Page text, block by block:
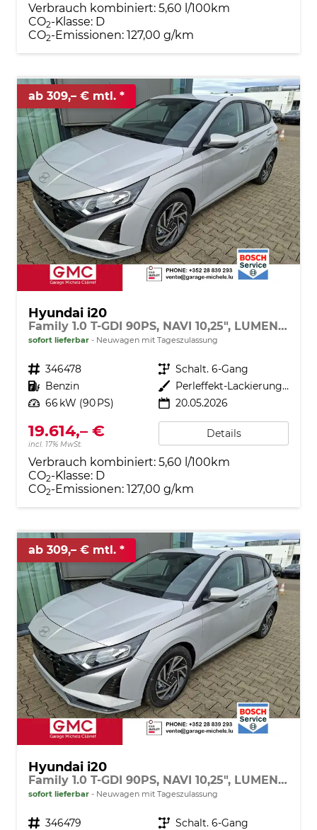
Verbrauch kombiniert: 5,60 l/100km
CO2-Klasse: D
CO2-Emissionen: 127,00 g/km
ab 309,– € mtl.
Hyundai i20
Family 1.0 T-GDI 90PS, NAVI 10,25", LUMEN-GREY METALLIC, Winter-Pack: Sitzheizung + Lenkradheizung, 16" ALU, Klimaautomatik, Privacy-Glas, Parksensoren hinten, Rückfahrkamera, Tempomat, Lederlenkrad, Reserverad, Alarm, Armlehne, 4x elektr. Fensterheber
sofort lieferbar Neuwagen mit Tageszulassung
Fahrzeugnr. 346478 Getriebe Schalt. 6-Gang
Kraftstoff Benzin Außenfarbe
Perleffekt-Lackierung Lumen-Grey
Leistung 66 kW (90 PS) 20.05.2026
19.614,– €
incl. 17% MwSt.
Details
Verbrauch kombiniert: 5,60 l/100km
CO2-Klasse: D
CO2-Emissionen: 127,00 g/km
ab 309,– € mtl.
Hyundai i20
Family 1.0 T-GDI 90PS, NAVI 10,25", LUMEN-GREY METALLIC, Winter-Pack: Sitzheizung + Lenkradheizung, 16" ALU, Klimaautomatik, Privacy-Glas, Parksensoren hinten, Rückfahrkamera, Tempomat, Lederlenkrad, Reserverad, Alarm, Armlehne, 4x elektr. Fensterheber
sofort lieferbar Neuwagen mit Tageszulassung
Fahrzeugnr. 346479 Getriebe Schalt. 6-Gang